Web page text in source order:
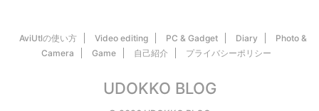
AviUtlの使い方 Video editing PC & Gadget Diary
Photo &
Camera
Game 自己紹介 プライバシーポリシー
UDOKKO BLOG